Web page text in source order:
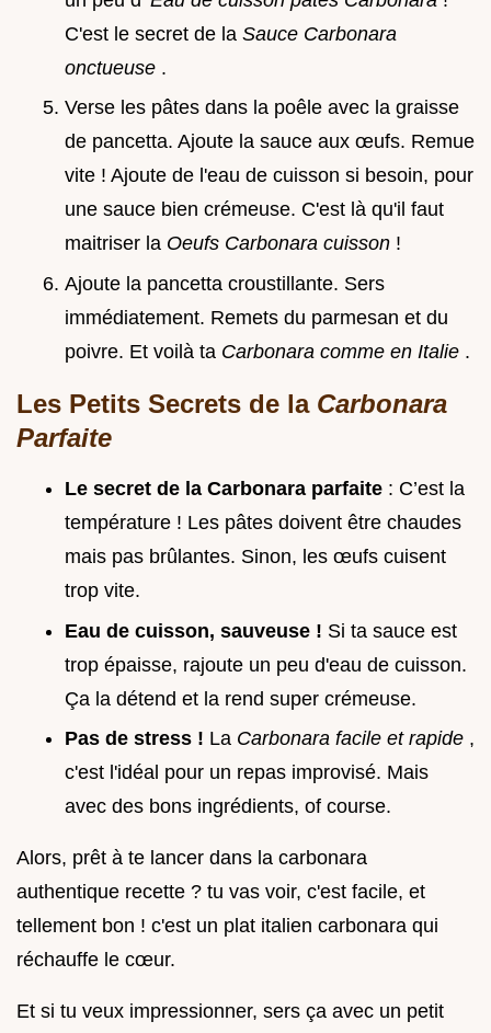
C'est le secret de la Sauce Carbonara
onctueuse .
Verse les pâtes dans la poêle avec la graisse
de pancetta. Ajoute la sauce aux œufs. Remue
vite ! Ajoute de l'eau de cuisson si besoin, pour
une sauce bien crémeuse. C'est là qu'il faut
maitriser la Oeufs Carbonara cuisson !
Ajoute la pancetta croustillante. Sers
immédiatement. Remets du parmesan et du
poivre. Et voilà ta Carbonara comme en Italie .
Les Petits Secrets de la Carbonara
Parfaite
Le secret de la Carbonara parfaite : C’est la
température ! Les pâtes doivent être chaudes
mais pas brûlantes. Sinon, les œufs cuisent
trop vite.
Eau de cuisson, sauveuse ! Si ta sauce est
trop épaisse, rajoute un peu d'eau de cuisson.
Ça la détend et la rend super crémeuse.
Pas de stress ! La Carbonara facile et rapide ,
c'est l'idéal pour un repas improvisé. Mais
avec des bons ingrédients, of course.
Alors, prêt à te lancer dans la carbonara
authentique recette ? tu vas voir, c'est facile, et
tellement bon ! c'est un plat italien carbonara qui
réchauffe le cœur.
Et si tu veux impressionner, sers ça avec un petit